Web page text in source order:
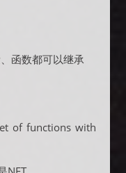
函数都可以继承
of functions with